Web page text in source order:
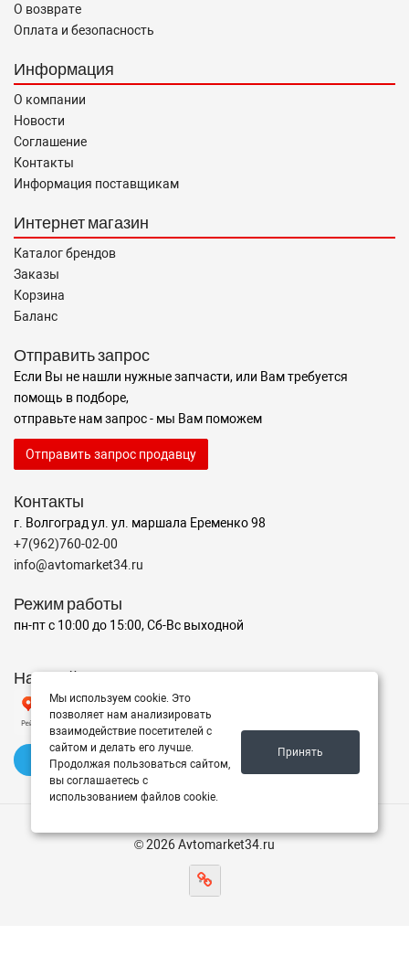
О возврате
Оплата и безопасность
Информация
О компании
Новости
Соглашение
Контакты
Информация поставщикам
Интернет магазин
Каталог брендов
Заказы
Корзина
Баланс
Отправить запрос
Если Вы не нашли нужные запчасти, или Вам требуется
помощь в подборе,
отправьте нам запрос - мы Вам поможем
Отправить запрос продавцу
Контакты
г. Волгоград ул. ул. маршала Еременко 98
+7(962)760-02-00
info@avtomarket34.ru
Режим работы
пн-пт с 10:00 до 15:00, Сб-Вс выходной
Наш рейтинг на Яндексе
✍️ Оставить отзыв
© 2026 Avtomarket34.ru
Мы используем cookie. Это
позволяет нам анализировать
взаимодействие посетителей с
сайтом и делать его лучше.
Продолжая пользоваться сайтом,
вы соглашаетесь с
использованием файлов cookie.
Принять